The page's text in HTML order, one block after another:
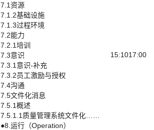
7.1资源
7.1.2基础设施
7.1.3过程环境
7.2能力
7.2.1培训
7.3意识
7.3.1意识-补充
7.3.2员工激励与授权
7.4沟通
7.5文件化消息
7.5.1概述
7.5.1.1质量管理系统文件化……
15:1017:00
●8.运行（Operation）